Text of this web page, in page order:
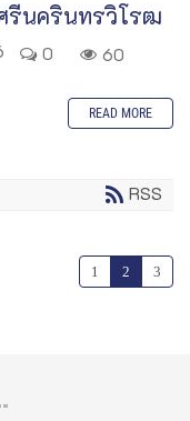
รีนครินทรวิโรฒ
0 60
READ MORE
RSS
1 2 3